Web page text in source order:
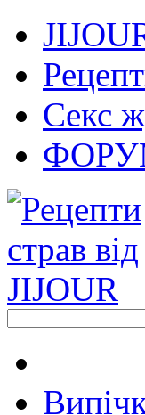
Секс